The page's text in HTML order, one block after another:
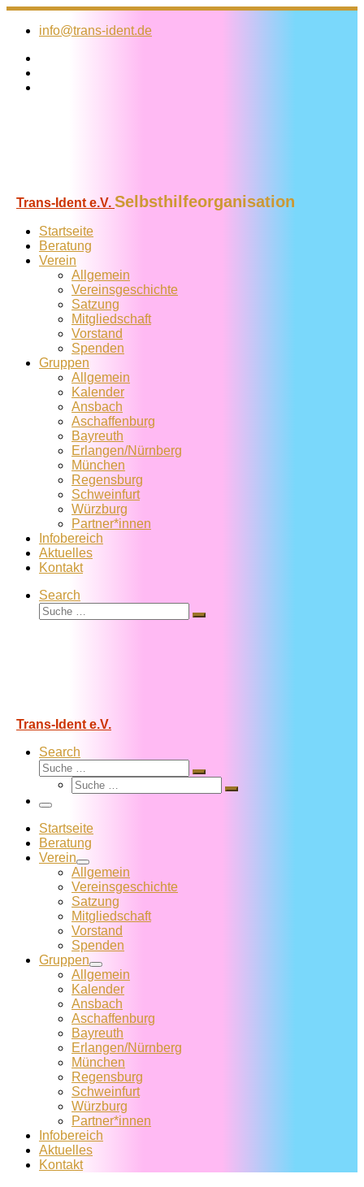
Zum
Inhalt
info@trans-ident.de
Trans-Ident e.V. Selbsthilfeorganisation
Startseite
Beratung
Verein
Allgemein
Vereins­geschichte
Satzung
Mitglied­schaft
Vorstand
Spenden
Gruppen
Allgemein
Kalender
Ansbach
Aschaffenburg
Bayreuth
Erlangen/Nürnberg
München
Regensburg
Schweinfurt
Würzburg
Partner*innen
Infobereich
Aktuelles
Kontakt
Search
Suche
Suche
Trans-Ident e.V.
Search
Suche
Suche
Suche
Suche
Menü
Startseite
Beratung
Verein
Allgemein
Vereins­geschichte
Satzung
Mitglied­schaft
Vorstand
Spenden
Gruppen
Allgemein
Kalender
Ansbach
Aschaffenburg
Bayreuth
Erlangen/Nürnberg
München
Regensburg
Schweinfurt
Würzburg
Partner*innen
Infobereich
Aktuelles
Kontakt